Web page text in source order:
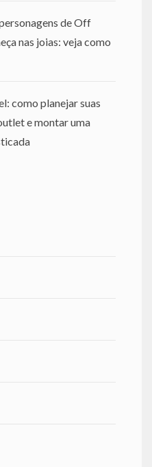
de Off
nas joias: veja como
como planejar suas
e montar uma